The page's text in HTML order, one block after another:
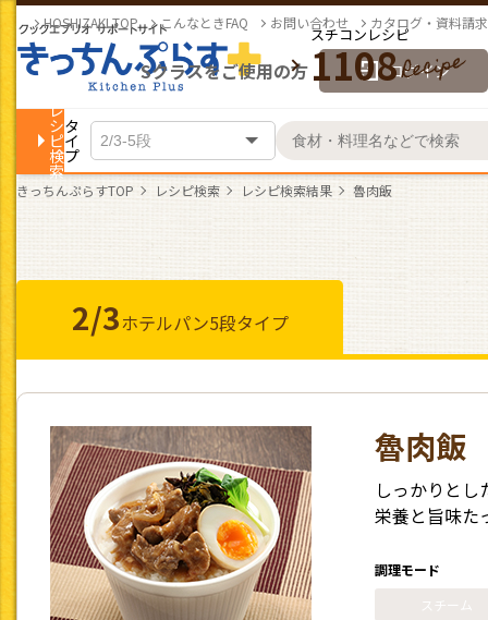
HOSHIZAKI TOP こんなときFAQ お問い合わせ カタログ・資料請求
スチコンレシピ
1108
Sクラスをご使用の方
ログイン
レ
シ
ピ
検
索
タ
イ
プ
きっちんぷらすTOP レシピ検索 レシピ検索結果 魯肉飯
2/3ホテルパン5段タイプ
魯肉飯
しっかりと
栄養と旨味た
調理モード
スチーム